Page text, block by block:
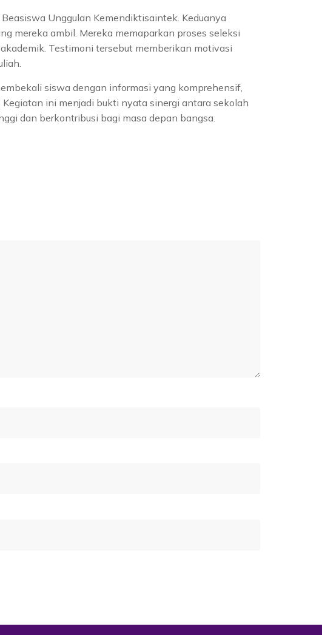
Unggulan Kemendiktisaintek. Keduanya
mereka ambil. Mereka memaparkan proses seleksi
Testimoni tersebut memberikan motivasi
siswa dengan informasi yang komprehensif,
ini menjadi bukti nyata sinergi antara sekolah
dan berkontribusi bagi masa depan bangsa.